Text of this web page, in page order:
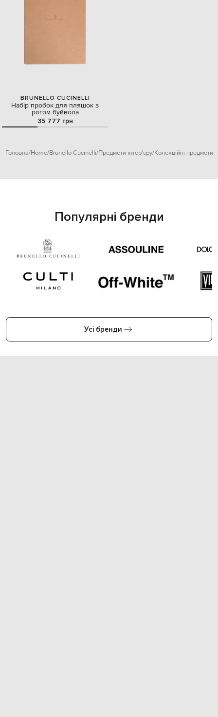
BRUNELLO CUCINELLI
Набір пробок для пляшок з
рогом буйвола
35 777 грн
Головна Home Brunello Cucinelli Предмети інтер'єру Колекційні предмети
Популярні бренди
Усі бренди